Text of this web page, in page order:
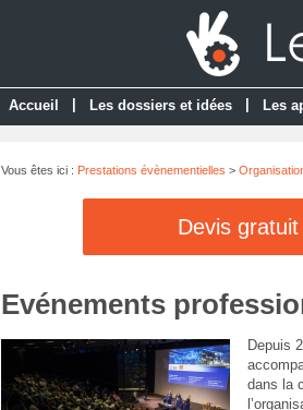
Accueil Les dossiers et idées Les
Vous êtes ici : Prestations évènementielles >
Devis
Evénements
Depuis
dans la